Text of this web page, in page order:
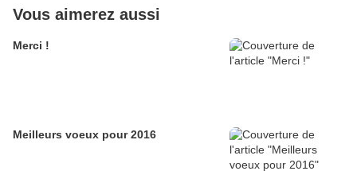
Vous aimerez aussi
Merci !
Meilleurs voeux pour 2016